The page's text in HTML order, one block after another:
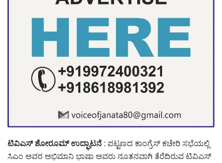
ಟಿವಿಎಸ್ ಶೋರೂಮ್ ಉದ್ಘಾಟನೆ : ಪಟ್ಟಣದ ಕಾಂಗ್ರೆಸ್ ಕಚೇರಿ ಸಭೆಯಲ್ಲಿ
ಸಿಎಂ ಅವರ ಅಭಿಮಾನಿ ಭಾಷಾ ಅವರು ನೂತನವಾಗಿ ತೆರೆದಿರುವ ಟಿವಿಎಸ್